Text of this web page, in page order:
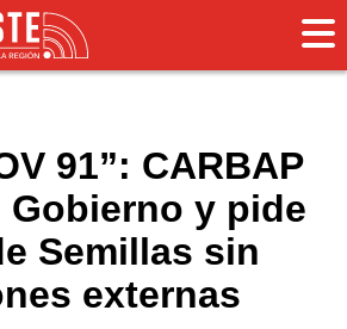
91”: CARBAP
Gobierno y pide
Semillas sin
externas